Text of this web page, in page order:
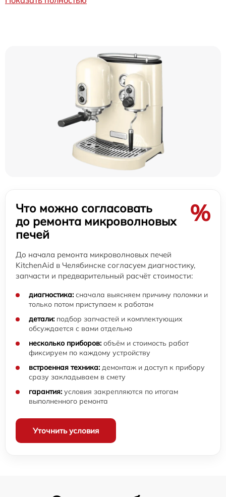
Что можно согласовать
до ремонта микроволновых
печей
%
До начала ремонта микроволновых печей
KitchenAid в Челябинске согласуем диагностику,
запчасти и предварительный расчёт стоимости:
диагностика: сначала выясняем причину поломки и
только потом приступаем к работам
детали: подбор запчастей и комплектующих
обсуждается с вами отдельно
несколько приборов: объём и стоимость работ
фиксируем по каждому устройству
встроенная техника: демонтаж и доступ к прибору
сразу закладываем в смету
гарантия: условия закрепляются по итогам
выполненного ремонта
Уточнить условия